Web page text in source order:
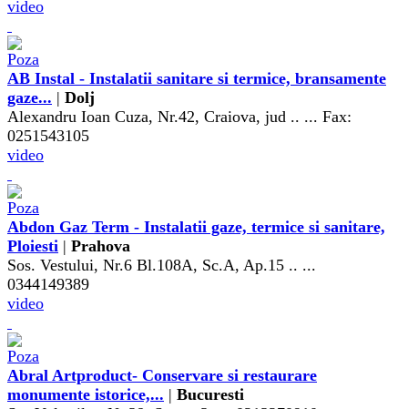
video
AB Instal - Instalatii sanitare si termice, bransamente
gaze... | Dolj
Alexandru Ioan Cuza, Nr.42, Craiova, jud .. ... Fax:
0251543105
video
Abdon Gaz Term - Instalatii gaze, termice si sanitare,
Ploiesti | Prahova
Sos. Vestului, Nr.6 Bl.108A, Sc.A, Ap.15 .. ...
0344149389
video
Abral Artproduct- Conservare si restaurare
monumente istorice,... | Bucuresti